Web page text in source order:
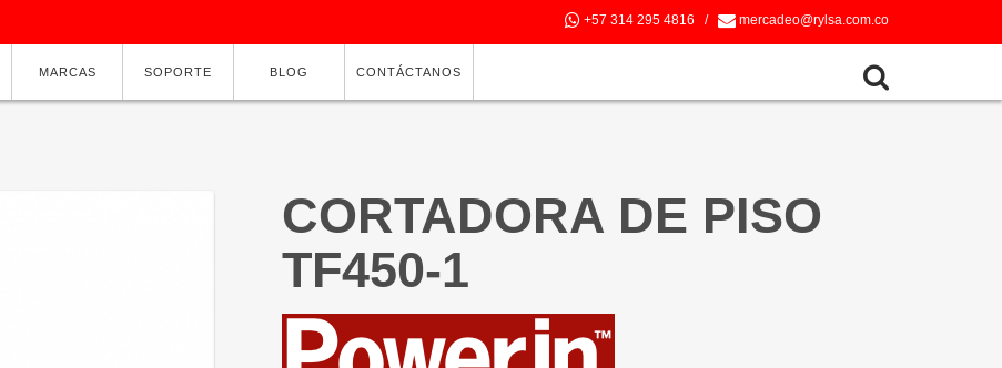
+57 314 295 4816 / mercadeo@rylsa.com.co
MARCAS SOPORTE BLOG CONTÁCTANOS
CORTADORA DE PISO
TF450-1